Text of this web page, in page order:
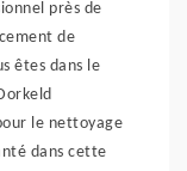
près de
de
êtes dans le
le nettoyage
dans cette